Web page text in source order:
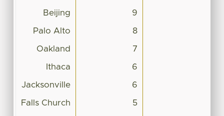
Beijing 9
Palo Alto 8
Oakland 7
Ithaca 6
Jacksonville 6
Falls Church 5